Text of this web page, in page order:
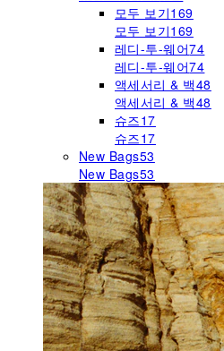
모두 보기169
모두 보기169
레디-투-웨어74
레디-투-웨어74
액세서리 & 백48
액세서리 & 백48
슈즈17
슈즈17
New Bags53
New Bags53